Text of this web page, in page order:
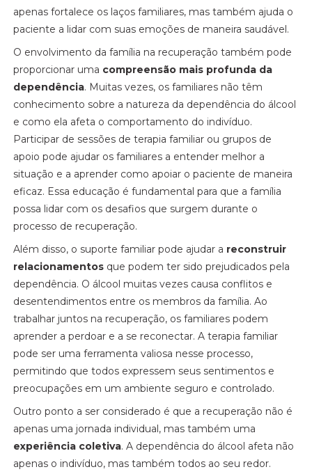
apenas fortalece os laços familiares, mas também ajuda o
paciente a lidar com suas emoções de maneira saudável.
O envolvimento da família na recuperação também pode
proporcionar uma compreensão mais profunda da
dependência. Muitas vezes, os familiares não têm
conhecimento sobre a natureza da dependência do álcool
e como ela afeta o comportamento do indivíduo.
Participar de sessões de terapia familiar ou grupos de
apoio pode ajudar os familiares a entender melhor a
situação e a aprender como apoiar o paciente de maneira
eficaz. Essa educação é fundamental para que a família
possa lidar com os desafios que surgem durante o
processo de recuperação.
Além disso, o suporte familiar pode ajudar a reconstruir
relacionamentos que podem ter sido prejudicados pela
dependência. O álcool muitas vezes causa conflitos e
desentendimentos entre os membros da família. Ao
trabalhar juntos na recuperação, os familiares podem
aprender a perdoar e a se reconectar. A terapia familiar
pode ser uma ferramenta valiosa nesse processo,
permitindo que todos expressem seus sentimentos e
preocupações em um ambiente seguro e controlado.
Outro ponto a ser considerado é que a recuperação não é
apenas uma jornada individual, mas também uma
experiência coletiva. A dependência do álcool afeta não
apenas o indivíduo, mas também todos ao seu redor.